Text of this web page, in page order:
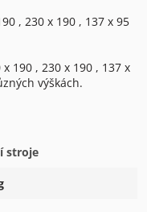
, 230 x 190 , 137 x 95
190 , 230 x 190 , 137 x
výškách.
stroje